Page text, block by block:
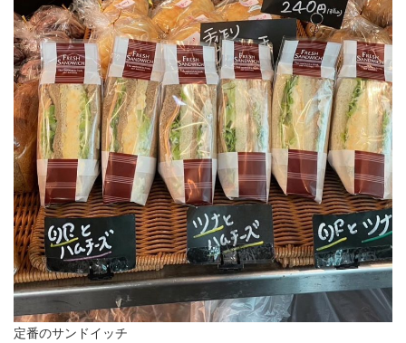
定番のサンドイッチ